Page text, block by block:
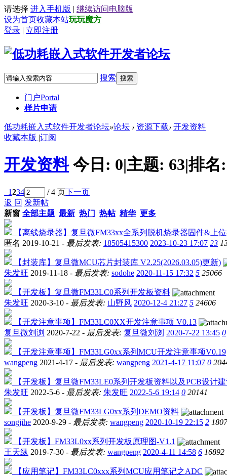
请选择 进入手机版 | 继续访问电脑版
设为首页收藏本站玩玩魔方
登录 | 立即注册
搜索 搜索
门户Portal
样片申请
低功耗嵌入式软件开发者论坛»论坛 › 资源下载› 开发资料
收藏本版 |订阅
开发资料 今日: 0|主题: 63|排
1234 / 4 页下一页
返 回 发新帖
新窗 全部主题 最新 热门 热帖 精华 更多
【离线烧录器】复旦微FM33xx全系列脱机烧录器固件&上位
匿名 2019-10-21 - 最后发表: 18505415300 2023-10-23 17:07 23
【封装库】复旦微MCU芯片封装库 V2.25(2026.03.05)更新)
朱发旺 2019-11-18 - 最后发表: sodohe 2020-11-15 17:32 5 25066
【开发板】复旦微FM33LC0系列开发板资料
朱发旺 2020-3-10 - 最后发表: 山野风 2020-12-4 21:27 5 24606
【开发注意事项】FM33LC0XX开发注意事项 V0.13
复旦微刘浏 2020-7-22 - 最后发表: 复旦微刘浏 2020-7-22 13:45 0
【开发注意事项】FM33LG0xx系列MCU开发注意事项V0.19
wangpeng 2021-4-17 - 最后发表: wangpeng 2021-4-17 11:07 0
【开发板】复旦微FM33LE0系列开发板资料以及PCB设计
朱发旺 2022-5-6 - 最后发表: 朱发旺 2022-5-6 19:14 0 20141
【开发板】复旦微FM33LG0xx系列DEMO资料
songjihe 2020-9-29 - 最后发表: wangpeng 2020-10-19 22:15 2
【开发板】FM33L0xx系列开发板原理图-V1.1
王天纵 2019-7-30 - 最后发表: wangpeng 2020-4-11 14:58 6 16892
【应用笔记】FM33LC0xxx系列MCU应用笔记之ADC